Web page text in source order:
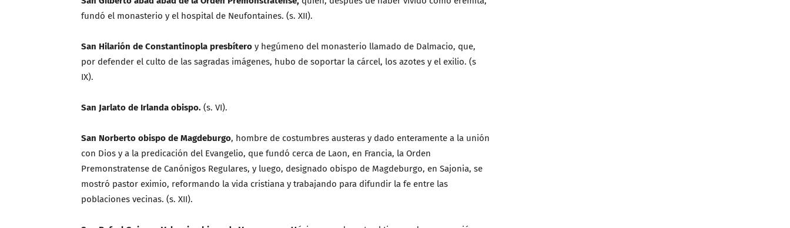
fundó el monasterio y el hospital de Neufontaines. (s. XII).
San Hilarión de Constantinopla presbítero y hegúmeno del monasterio llamado de Dalmacio, que,
por defender el culto de las sagradas imágenes, hubo de soportar la cárcel, los azotes y el exilio. (s
IX).
San Jarlato de Irlanda obispo. (s. VI).
San Norberto obispo de Magdeburgo, hombre de costumbres austeras y dado enteramente a la unión
con Dios y a la predicación del Evangelio, que fundó cerca de Laon, en Francia, la Orden
Premonstratense de Canónigos Regulares, y luego, designado obispo de Magdeburgo, en Sajonia, se
mostró pastor eximio, reformando la vida cristiana y trabajando para difundir la fe entre las
poblaciones vecinas. (s. XII).